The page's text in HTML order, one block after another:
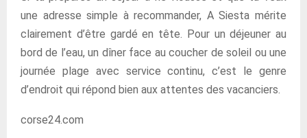
une adresse simple à recommander, A Siesta mérite
clairement d’être gardé en tête. Pour un déjeuner au
bord de l’eau, un dîner face au coucher de soleil ou une
journée plage avec service continu, c’est le genre
d’endroit qui répond bien aux attentes des vacanciers.
corse24.com